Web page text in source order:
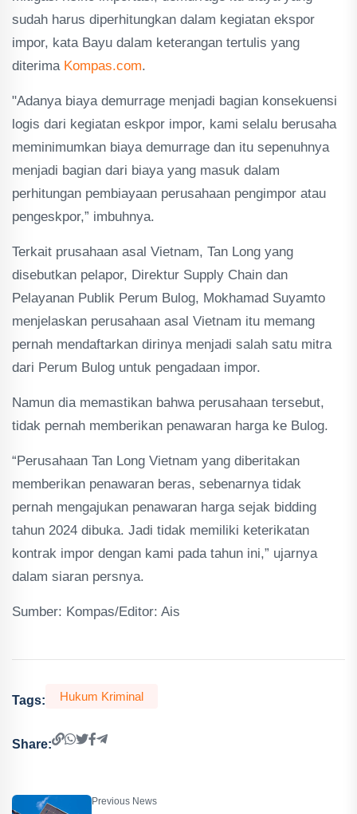
sudah harus diperhitungkan dalam kegiatan ekspor
impor, kata Bayu dalam keterangan tertulis yang
diterima Kompas.com.
"Adanya biaya demurrage menjadi bagian konsekuensi
logis dari kegiatan eskpor impor, kami selalu berusaha
meminimumkan biaya demurrage dan itu sepenuhnya
menjadi bagian dari biaya yang masuk dalam
perhitungan pembiayaan perusahaan pengimpor atau
pengeskpor,” imbuhnya.
Terkait prusahaan asal Vietnam, Tan Long yang
disebutkan pelapor, Direktur Supply Chain dan
Pelayanan Publik Perum Bulog, Mokhamad Suyamto
menjelaskan perusahaan asal Vietnam itu memang
pernah mendaftarkan dirinya menjadi salah satu mitra
dari Perum Bulog untuk pengadaan impor.
Namun dia memastikan bahwa perusahaan tersebut,
tidak pernah memberikan penawaran harga ke Bulog.
“Perusahaan Tan Long Vietnam yang diberitakan
memberikan penawaran beras, sebenarnya tidak
pernah mengajukan penawaran harga sejak bidding
tahun 2024 dibuka. Jadi tidak memiliki keterikatan
kontrak impor dengan kami pada tahun ini,” ujarnya
dalam siaran persnya.
Sumber: Kompas/Editor: Ais
Tags: Hukum Kriminal
Share:
Previous News